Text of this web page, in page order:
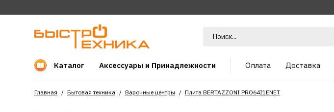
Каталог Аксессуары и Принадлежности Оплата Доставка
Главная Бытовая техника Варочные центры Плита BERTAZZONI PRO64I1ENET